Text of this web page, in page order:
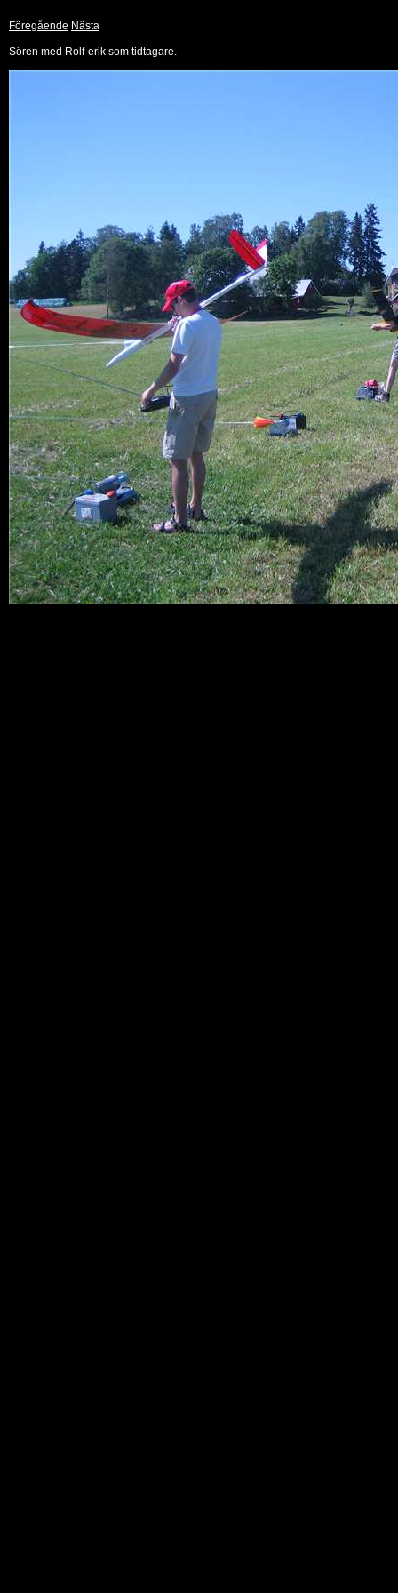
Föregående Nästa
Sören med Rolf-erik som tidtagare.